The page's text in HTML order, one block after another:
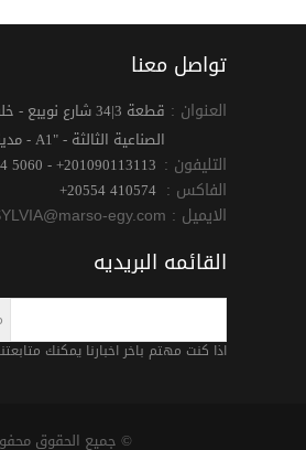
تواصل معنا
العنوان :
قطعة 3|34 شارع
الصناعية الثالثة - "A1 - مدينة العاشر من رمضان - مصر
التليفون : 5060 - +201090113113
الفاكس : +20554 410574
الايميل : egy.com
القائمه البريديه
اذا كنت مهتم باخر اخبارنا يمكنك
© جميع الحقوق